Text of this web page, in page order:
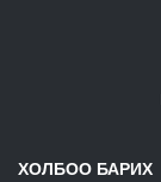
ХОЛБОО БАРИХ